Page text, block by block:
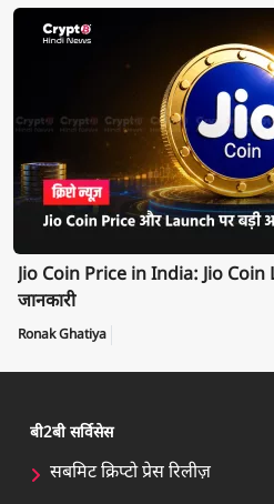
Jio Coin Price in India: Jio Coin
जानकारी
Ronak Ghatiya
बी2बी सर्विसेस
सबमिट क्रिप्टो प्रेस रिलीज़